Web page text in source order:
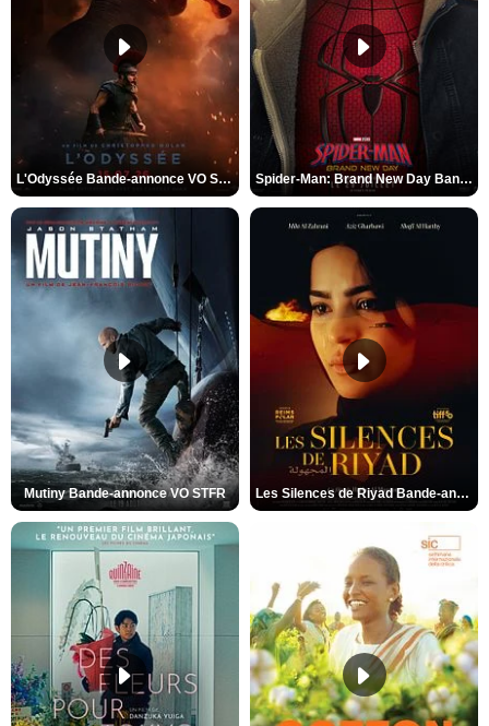
L'Odyssée Bande-annonce VO STFR Spider-Man: Brand New Day Bande-annonce VO STFR
Mutiny Bande-annonce VO STFR Les Silences de Riyad Bande-annonce VO STFR